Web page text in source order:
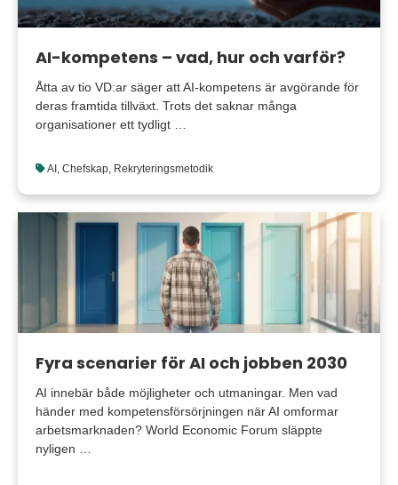
AI-kompetens – vad, hur och varför?
Åtta av tio VD:ar säger att AI-kompetens är avgörande för
deras framtida tillväxt. Trots det saknar många
organisationer ett tydligt …
AI , Chefskap, Rekryteringsmetodik
Fyra scenarier för AI och jobben 2030
AI innebär både möjligheter och utmaningar. Men vad
händer med kompetensförsörjningen när AI omformar
arbetsmarknaden? World Economic Forum släppte
nyligen …